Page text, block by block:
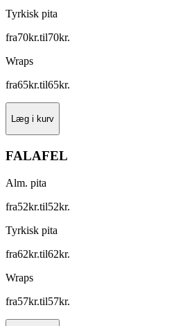
Tyrkisk pita
fra70kr.til70kr.
Wraps
fra65kr.til65kr.
Læg i kurv
FALAFEL
Alm. pita
fra52kr.til52kr.
Tyrkisk pita
fra62kr.til62kr.
Wraps
fra57kr.til57kr.